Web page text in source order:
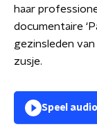
haar
documentaire
gezinsleden
zusje.
Speel